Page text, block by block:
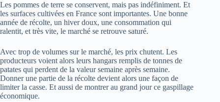
Les pommes de terre se conservent, mais pas indéfiniment. Et
les surfaces cultivées en France sont importantes. Une bonne
année de récolte, un hiver doux, une consommation qui
ralentit, et très vite, le marché se retrouve saturé.
Avec trop de volumes sur le marché, les prix chutent. Les
producteurs voient alors leurs hangars remplis de tonnes de
patates qui perdent de la valeur semaine après semaine.
Donner une partie de la récolte devient alors une façon de
limiter la casse. Et aussi de montrer au grand jour ce gaspillage
économique.